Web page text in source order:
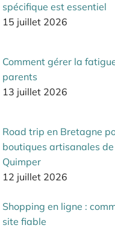
spécifique est essentiel
15 juillet 2026
Comment gérer la
parents
13 juillet 2026
Road trip en Bretagne
boutiques artisanales
Quimper
12 juillet 2026
Shopping en ligne :
site fiable